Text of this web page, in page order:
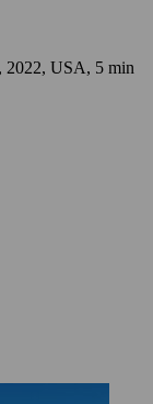
2022, USA, 5 min